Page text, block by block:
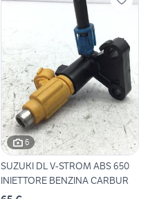
6
SUZUKI DL V-STROM ABS 650
INIETTORE BENZINA CARBUR